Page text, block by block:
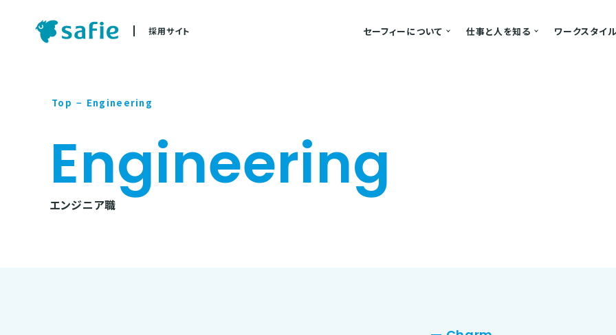
採用サイト セーフィーについて 仕事と人を知る ワークスタイ
Top − Engineering
Engineering
エンジニア職